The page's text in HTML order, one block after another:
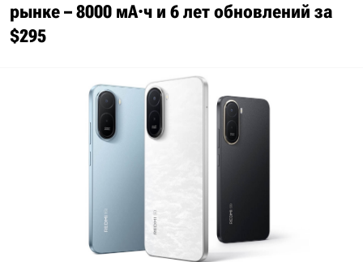
рынке – 8000 мА·ч и 6 лет обновлений за
$295